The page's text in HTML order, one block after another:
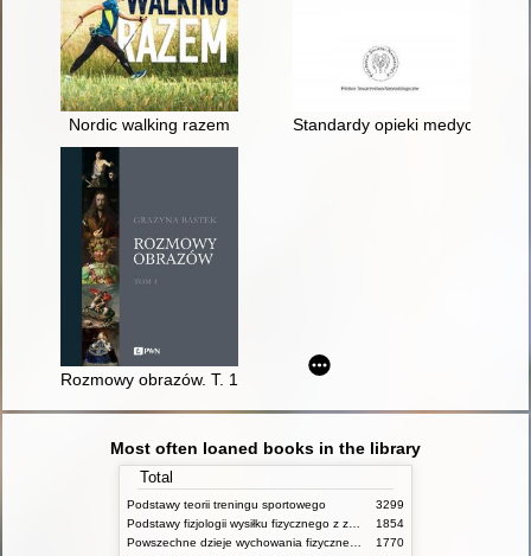
Nordic walking razem Standardy opieki medycznej
Rozmowy obrazów. T. 1
Most often loaned books in the library
Total
Podstawy teorii treningu sportowego
3299
1854
1770